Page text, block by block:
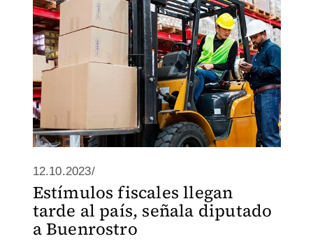
12.10.2023/
Estímulos fiscales llegan
tarde al país, señala diputado
a Buenrostro